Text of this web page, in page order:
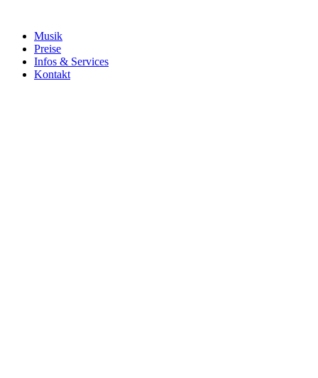
Musik
Preise
Infos & Services
Kontakt